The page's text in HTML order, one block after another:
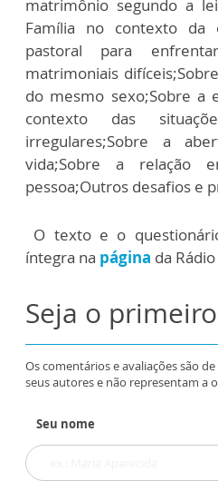
matrimônio segundo a
Família no contexto da
pastoral para
matrimoniais
do mesmo sexo;Sobre a
contexto das
irregulares;Sobre a
vida;Sobre a
pessoa;Outros desafios e
O texto e o
íntegra na página da
Seja o
Os comentários e avaliações são
seus autores e não representam a
Seu nome